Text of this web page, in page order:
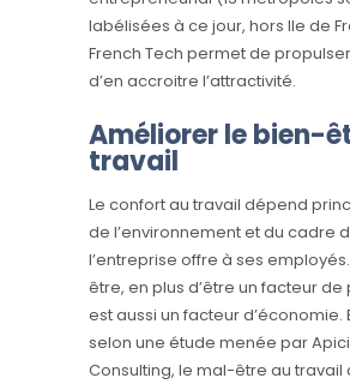
labélisées à ce jour, hors Ile de
French Tech permet de
d’en accroitre l’attractivité.
Améliorer le bien-
travail
Le confort au travail dépend
de l’environnement et du cadre
l’entreprise offre à ses
être, en plus d’être un facteur de
est aussi un facteur d’économie.
selon une étude menée par
Consulting, le mal-être au travail